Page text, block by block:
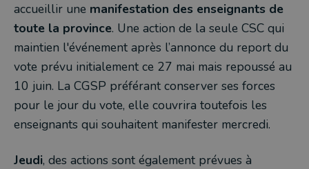
accueillir une manifestation des enseignants de
toute la province. Une action de la seule CSC qui
maintien l'événement après l’annonce du report du
vote prévu initialement ce 27 mai mais repoussé au
10 juin. La CGSP préférant conserver ses forces
pour le jour du vote, elle couvrira toutefois les
enseignants qui souhaitent manifester mercredi.
Jeudi, des actions sont également prévues à